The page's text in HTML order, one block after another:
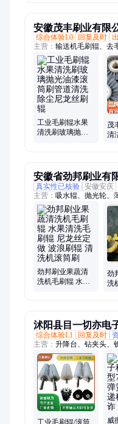
安徽茂丰刷业有限
综合体验L0
回复及时
主营： 输送机毛刷辊、去
工业毛刷辊水果
清洗刷玻璃抛光
茂
清
安徽省劲邦刷业有
真实性已核验 安徽安庆
主营： 吸水辊、抛光轮、
工业刷、钢丝刷、环卫
条刷、猪鬃毛刷、防尘毛
刷辊、除锈清洗刷、洗地
不锈钢丝条刷、铝箔打孔
劲邦刷业果蔬清
洗机毛刷辊 水果
劲
洗
沭阳县目一切亦电
综合体验L1
回复及时
主营： 升降台、钻夹头、
机、夹管钳、电控箱、
管、集尘袋、打号器、
刀、威力钢、开牙机、沟
威